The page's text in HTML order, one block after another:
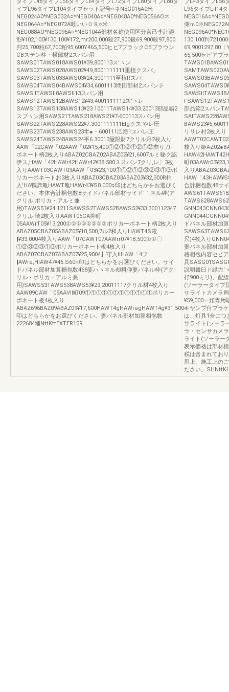
タイプL48タイプL56タイブL64タイブL72タイブL80タイプL88タ
イプL96タイプL104タイプセット記号○ネNEG016A0米
NEG024A0*NEG032A○*NEG040A○*NEG048A0*NEG056AOネ
NEG064A○*NEG072A旺いい０８○米
NEG088AO*NEG096A○*NEG104A部材名称使用区分言己李計瀞
彰¥102,100¥130,100¥172,mr200,000殺27,900殺69,900殺97,800
判25,700粕67,700粕95,600Y465,500ヒビ7ブラックCBブラウン
CBステン柱・横部材2スパン用
SAWS01TAWS018AWS01¥39,800113ス′ヽン
SAWS02TAWS028AWS02¥49,8001111111重植クスパ」
SAWS03TAWS033AWS03¥24,3001111至植Rスパ」
SAWS04TAWS04BAWS04¥34,6001113間田部材2スパンテ
SAWSllTAWSll8AWSll13スパン用
SAWS12TAWS12BAWS12¥43.4001111112ス′ヽレ
SAWS13TAWS138AWS13¥23.10011TAWS14¥33.20013部品箱2
スブヽン用SAWS21TAWS218AWS21¥7‐600113スパン用
SAWS22TAWS228AWS22¥7.3001111111Elgクス′やレ圧
SAWS23TAWS238AWS23半●・600111己海1スパレ圧
SAWS24TAWS248AWS24平6.30013屋限財7クリル丹2枚入り
AAW「02CAW「02AAW「02¥15,400①②①②①②①②亦り刀―
ボネート柄2枚入りABAZ02CBAZ02ABAZ02¥21,6007ルミ秘ク認
伊ス,HAW「42HAWr42HAWr42¥38.500３スバン7クリ,レ〕3枚
入りAAWT03CAWT03AAW「03¥23,100①①②①②③②③①③ポ
リカーボネートお3枚入りABAZ03CBAZ03ABAZ03¥32,300R柿
入'HA鴨席亀HAWT亀HAWr43¥S8.000○印はどちらかをお選びく
ださい。本体合計梱包数8サイドパネル部材サイド′｀ネル絆(ア
クリル,ポリカ・アルミ兼
用)TAWS51¥24.1211SAWSS2TAWS52BAWS52¥33.300112347
クリ,レ埼2枚入りAAWT05CA抑町
05AAWrT05¥13,200①②①②①②①②ポリカーボネート柄2枚入り
ABAZ05CBAZ05ABAZ05¥18,500,7ル2和人りHAWT4S電
‖¥33.0004枚入りAAW「07CAWT07AAWrr07¥18,500①①〇
①②③②③①③ポリカーボネート板4枚入り
ABAZ07CBAZ07ABAZ07¥25,9004】守入llHAW「4フ
‖AWra,HIAW47¥46.S60○印はどちらかをお選びください。サイ
ドバネル部材加算梱包数468姜ハヽネル却料仰妻パネル枠(アク
リル・ポリカ・アルミ兼
用)SAWS53TAWS538AWS53¥29,20011117クリル材4枚入り
AAW09CAW「09AAⅦ町09①①①①①①①①①①①①ポリカー
ボネート板4枚入り
ABAZ696BAZ09ABAZ09¥17,600HAWT4gHAWragHAWT4g¥31.500○
印はどちらかをお選びください。妻パネル部材加算相包数
222684輔NttKttEXTER10R
プL43タイプL56
L96タイブLil14
側ｍ0ネ
130,100判
69,9001297,80〔
65,500セビアブ
部品箱2スパン
リリレ村2枚入り
枚入り姫
町
入り
HAW「
合計梱包数48サ
ドパネル部材加
尺)4枚入り
妻パネル部材加
格相包内容セピ
具
説明書臼ド緑力′
打900ミリ)、配
(ソーラータイプ
サライトカメラ
¥59,000一頚専用
キヤンプ付ブラ
は、灯具1合につ
サライト(ソーラ
ラ・センサカメ
ライト(ソーラー
表示価格は部材
税は含まれてお
用上、施工上の
ださい。